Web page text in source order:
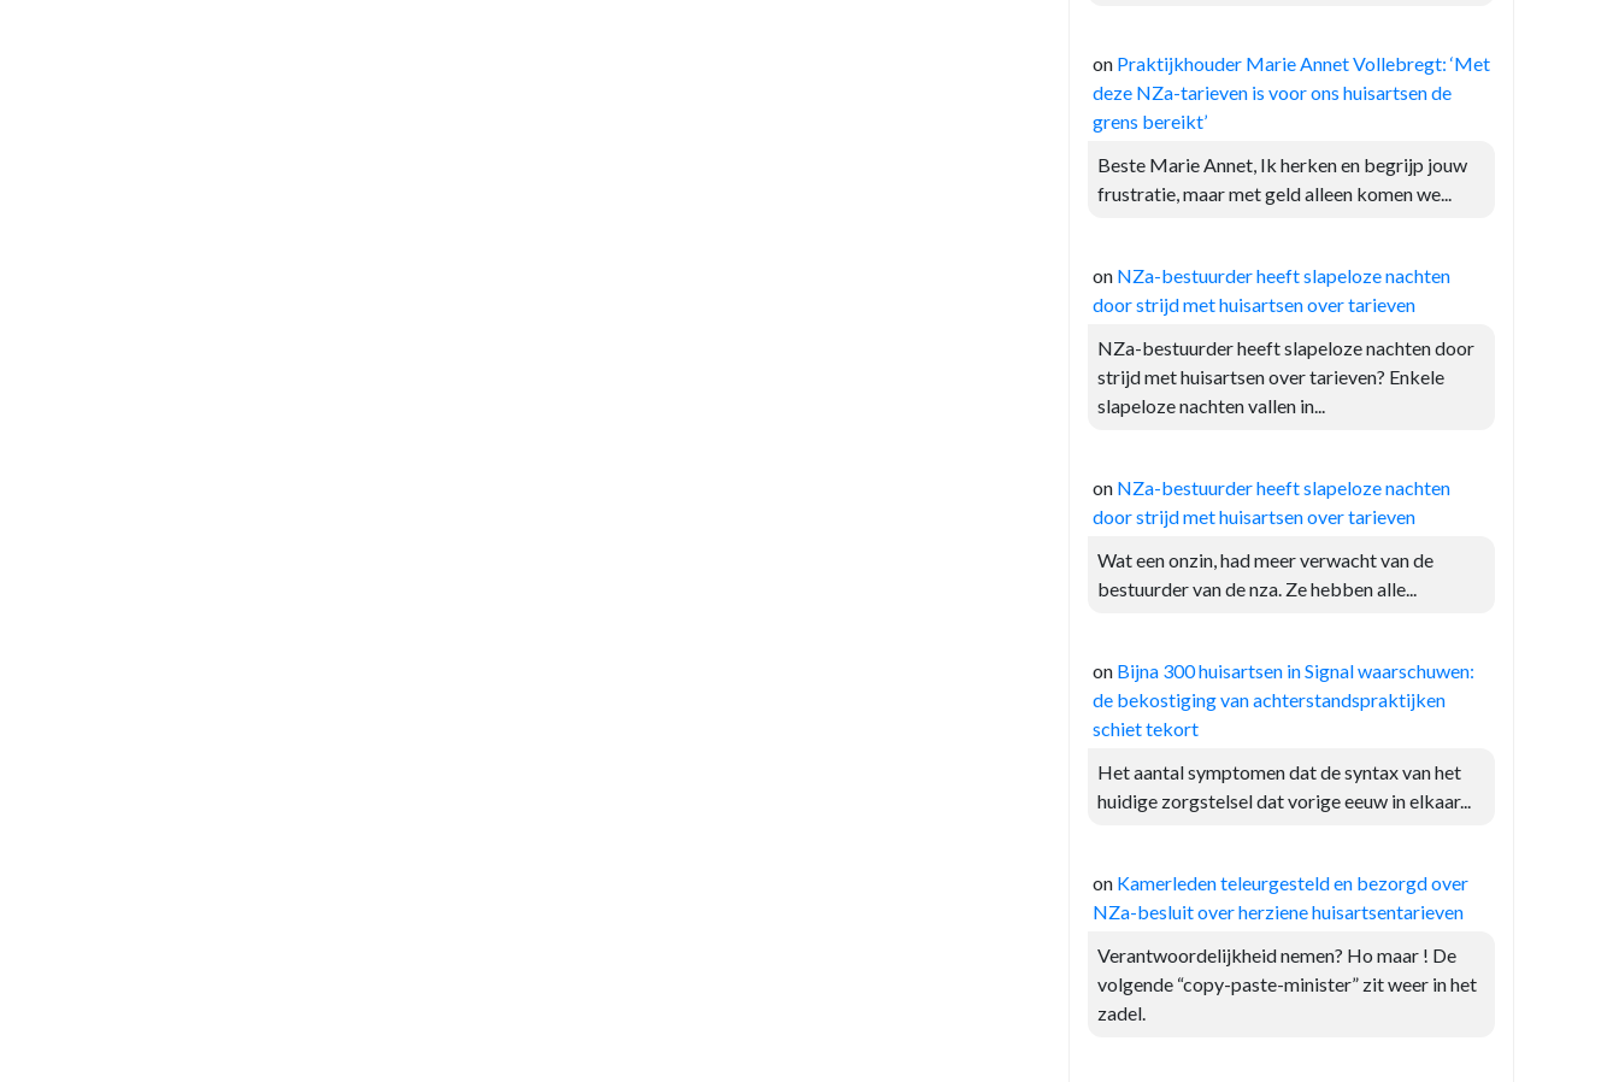
on Praktijkhouder Marie Annet Vollebregt: ‘Met
deze NZa-tarieven is voor ons huisartsen de
grens bereikt’
Beste Marie Annet, Ik herken en begrijp jouw
frustratie, maar met geld alleen komen we...
on NZa-bestuurder heeft slapeloze nachten
door strijd met huisartsen over tarieven
NZa-bestuurder heeft slapeloze nachten door
strijd met huisartsen over tarieven? Enkele
slapeloze nachten vallen in...
on NZa-bestuurder heeft slapeloze nachten
door strijd met huisartsen over tarieven
Wat een onzin, had meer verwacht van de
bestuurder van de nza. Ze hebben alle...
on Bijna 300 huisartsen in Signal waarschuwen:
de bekostiging van achterstandspraktijken
schiet tekort
Het aantal symptomen dat de syntax van het
huidige zorgstelsel dat vorige eeuw in elkaar...
on Kamerleden teleurgesteld en bezorgd over
NZa-besluit over herziene huisartsentarieven
Verantwoordelijkheid nemen? Ho maar ! De
volgende “copy-paste-minister” zit weer in het
zadel.